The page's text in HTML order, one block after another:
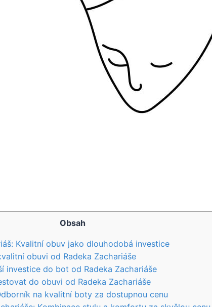
Obsah
Kvalitní obuv jako⁤ dlouhodobá investice
obuvi od ​Radeka Zachariáše
investice do‍ bot od Radeka Zachariáše
do ⁢obuvi​ od​ Radeka Zachariáše
na⁢ kvalitní boty za dostupnou cenu